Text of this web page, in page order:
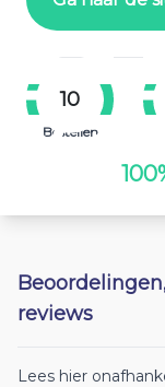
10
Bestellen
reviews
Lees hier